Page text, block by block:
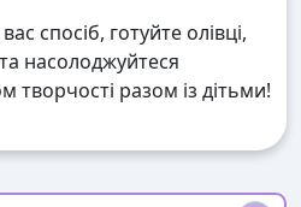
спосіб, готуйте олівці,
насолоджуйтеся
разом із дітьми!